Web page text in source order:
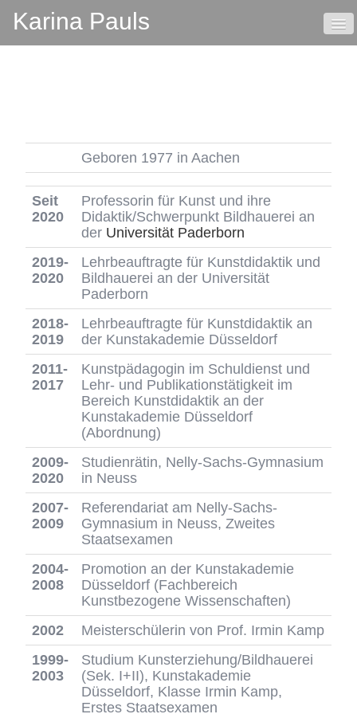
Karina Pauls
Geboren 1977 in Aachen
Seit
2020
Professorin für Kunst und ihre
Didaktik/Schwerpunkt Bildhauerei an
der Universität Paderborn
2019-
2020
Lehrbeauftragte für Kunstdidaktik und
Bildhauerei an der Universität
Paderborn
2018-
2019
Lehrbeauftragte für Kunstdidaktik an
der Kunstakademie Düsseldorf
2011-
2017
Kunstpädagogin im Schuldienst und
Lehr- und Publikationstätigkeit im
Bereich Kunstdidaktik an der
Kunstakademie Düsseldorf
(Abordnung)
2009-
2020
Studienrätin, Nelly-Sachs-Gymnasium
in Neuss
2007-
2009
Referendariat am Nelly-Sachs-
Gymnasium in Neuss, Zweites
Staatsexamen
2004-
2008
Promotion an der Kunstakademie
Düsseldorf (Fachbereich
Kunstbezogene Wissenschaften)
2002
Meisterschülerin von Prof. Irmin Kamp
1999-
2003
Studium Kunsterziehung/Bildhauerei
(Sek. I+II), Kunstakademie
Düsseldorf, Klasse Irmin Kamp,
Erstes Staatsexamen